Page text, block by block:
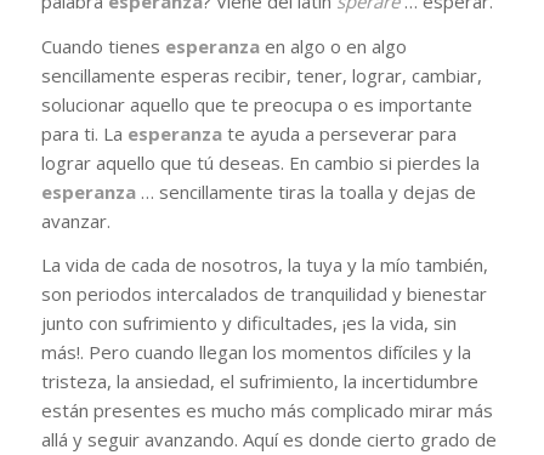
Cuando tienes esperanzaen algo o en algo
sencillamente esperas recibir, tener, lograr, cambiar,
solucionar aquello que te preocupa o es importante
para ti. La esperanzate ayuda a perseverar para
lograr aquello que tú deseas. En cambio si pierdes la
esperanza… sencillamente tiras la toalla y dejas de
avanzar.
La vida de cada de nosotros, la tuya y la mío también,
son periodos intercalados de tranquilidad y bienestar
junto con sufrimiento y dificultades, ¡es la vida, sin
más!. Pero cuando llegan los momentos difíciles y la
tristeza, la ansiedad, el sufrimiento, la incertidumbre
están presentes es mucho más complicado mirar más
allá y seguir avanzando. Aquí es donde cierto grado de